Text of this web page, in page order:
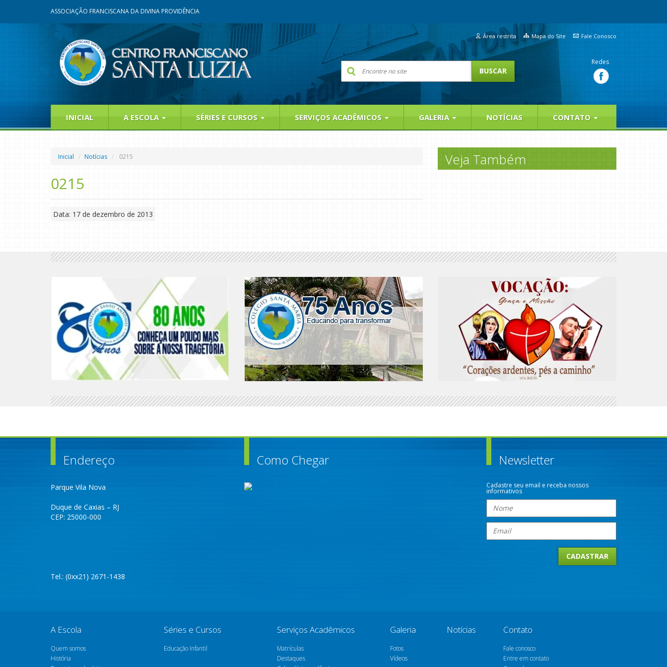
ASSOCIAÇÃO FRANCISCANA DA DIVINA PROVIDÊNCIA
Área restrita Mapa do Site Fale Conosco
Redes
INICIAL A ESCOLA SÉRIES E CURSOS SERVIÇOS ACADÊMICOS GALERIA NOTÍCIAS CONTATO
Inicial Notícias 0215
0215
Data: 17 de dezembro de 2013
Veja Também
Endereço
Parque Vila Nova
Duque de Caxias – RJ
CEP: 25000-000
Tel.: (0xx21) 2671-1438
Como Chegar Newsletter
Cadastre seu email e receba nossos
informativos
A Escola
Quem somos
História
Séries e Cursos
Educação Infantil
Serviços Acadêmicos
Matrículas
Destaques
Galeria
Fotos
Vídeos
Notícias Contato
Fale conosco
Entre em contato